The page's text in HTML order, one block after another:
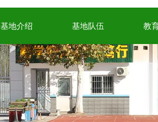
基地介绍 基地队伍 教